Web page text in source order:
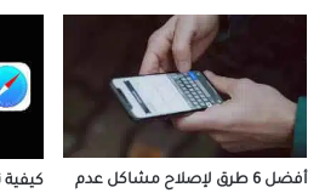
أفضل 6 طرق لإصلاح مشاكل عدم